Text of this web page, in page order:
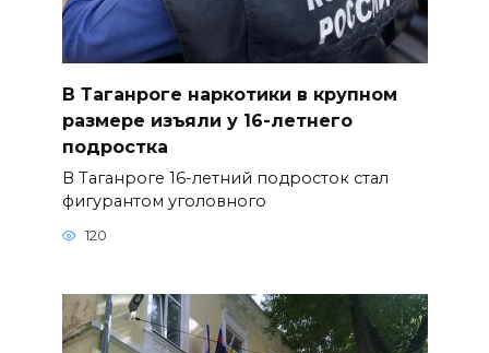
В Таганроге наркотики в крупном
размере изъяли у 16-летнего
подростка
В Таганроге 16-летний подросток стал
фигурантом уголовного
120